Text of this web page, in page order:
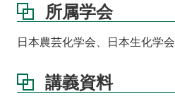
所属学会
日本農芸化学会、日本生化学会
講義資料